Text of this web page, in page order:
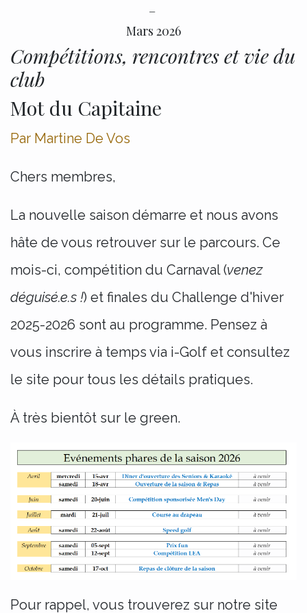
–
Mars 2026
Compétitions, rencontres et vie du
club
Mot du Capitaine
Par Martine De Vos
Chers membres,
La nouvelle saison démarre et nous avons
hâte de vous retrouver sur le parcours. Ce
mois-ci, compétition du Carnaval (venez
déguisé.e.s !) et finales du Challenge d'hiver
2025-2026 sont au programme. Pensez à
vous inscrire à temps via i-Golf et consultez
le site pour tous les détails pratiques.
À très bientôt sur le green.
Pour rappel, vous trouverez sur notre site